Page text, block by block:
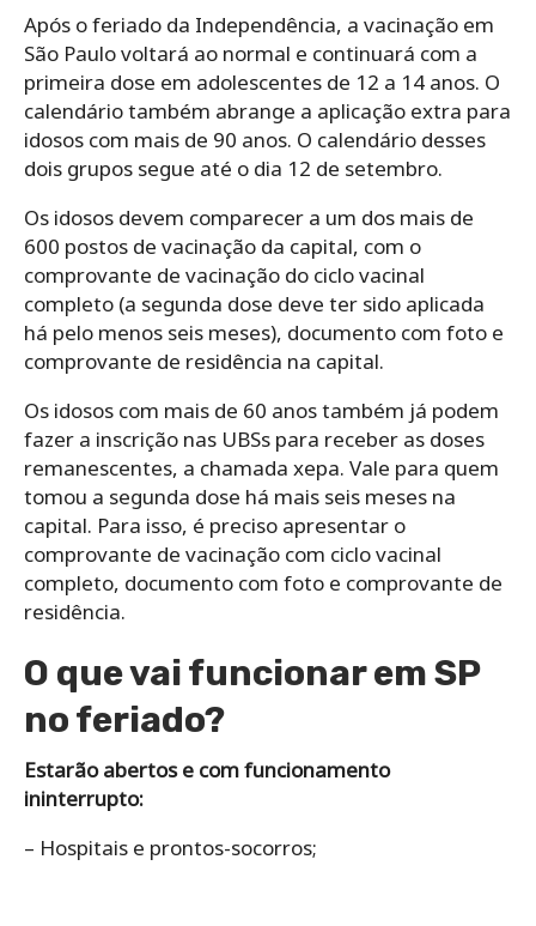
Após o feriado da Independência, a vacinação em
São Paulo voltará ao normal e continuará com a
primeira dose em adolescentes de 12 a 14 anos. O
calendário também abrange a aplicação extra para
idosos com mais de 90 anos. O calendário desses
dois grupos segue até o dia 12 de setembro.
Os idosos devem comparecer a um dos mais de
600 postos de vacinação da capital, com o
comprovante de vacinação do ciclo vacinal
completo (a segunda dose deve ter sido aplicada
há pelo menos seis meses), documento com foto e
comprovante de residência na capital.
Os idosos com mais de 60 anos também já podem
fazer a inscrição nas UBSs para receber as doses
remanescentes, a chamada xepa. Vale para quem
tomou a segunda dose há mais seis meses na
capital. Para isso, é preciso apresentar o
comprovante de vacinação com ciclo vacinal
completo, documento com foto e comprovante de
residência.
O que vai funcionar em SP
no feriado?
Estarão abertos e com funcionamento
ininterrupto:
– Hospitais e prontos-socorros;